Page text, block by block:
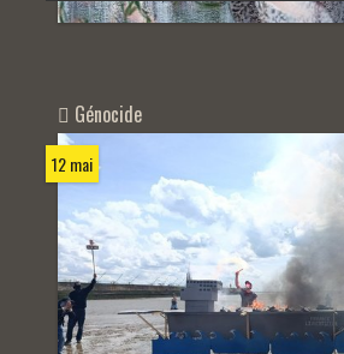
Génocide
12 mai